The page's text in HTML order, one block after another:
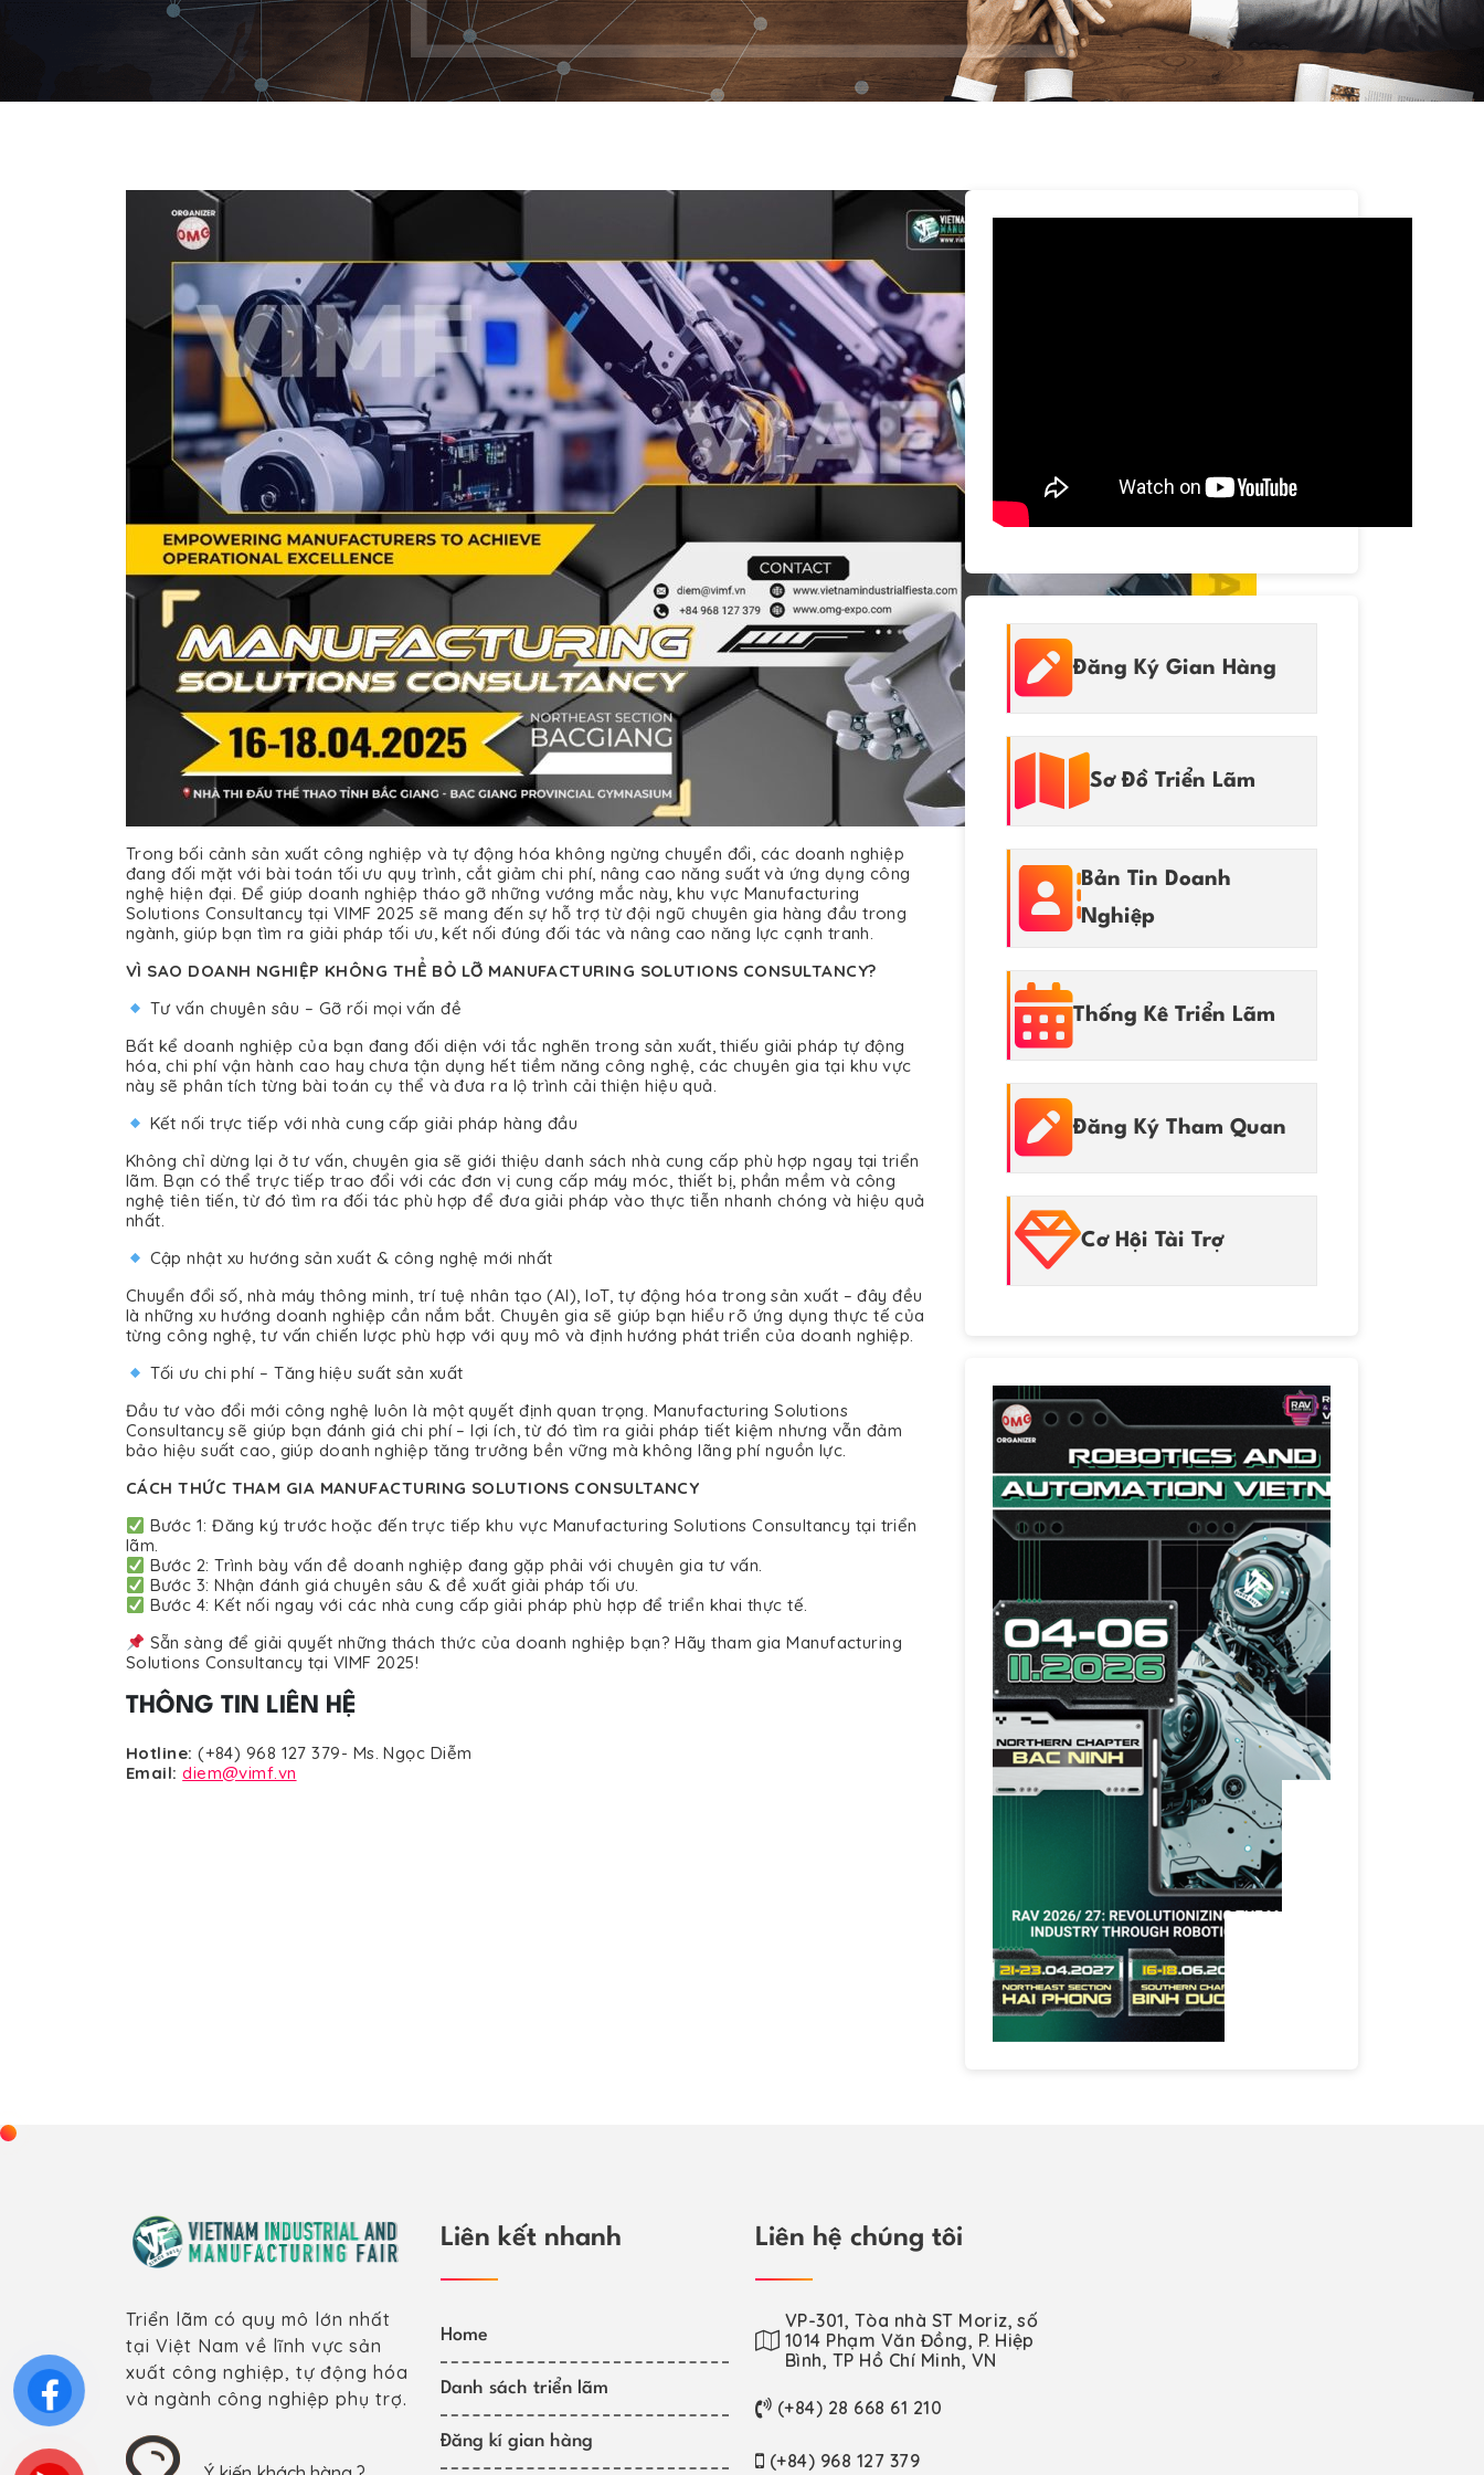
Trong bối cảnh sản xuất công nghiệp và tự động hóa không ngừng chuyển đổi, các doanh nghiệp
đang đối mặt với bài toán tối ưu quy trình, cắt giảm chi phí, nâng cao năng suất và ứng dụng công
nghệ hiện đại. Để giúp doanh nghiệp tháo gỡ những vướng mắc này, khu vực Manufacturing
Solutions Consultancy tại VIMF 2025 sẽ mang đến sự hỗ trợ từ đội ngũ chuyên gia hàng đầu trong
ngành, giúp bạn tìm ra giải pháp tối ưu, kết nối đúng đối tác và nâng cao năng lực cạnh tranh.
VÌ SAO DOANH NGHIỆP KHÔNG THỂ BỎ LỠ MANUFACTURING SOLUTIONS CONSULTANCY?
Tư vấn chuyên sâu – Gỡ rối mọi vấn đề
Bất kể doanh nghiệp của bạn đang đối diện với tắc nghẽn trong sản xuất, thiếu giải pháp tự động
hóa, chi phí vận hành cao hay chưa tận dụng hết tiềm năng công nghệ, các chuyên gia tại khu vực
này sẽ phân tích từng bài toán cụ thể và đưa ra lộ trình cải thiện hiệu quả.
Kết nối trực tiếp với nhà cung cấp giải pháp hàng đầu
Không chỉ dừng lại ở tư vấn, chuyên gia sẽ giới thiệu danh sách nhà cung cấp phù hợp ngay tại triển
lãm. Bạn có thể trực tiếp trao đổi với các đơn vị cung cấp máy móc, thiết bị, phần mềm và công
nghệ tiên tiến, từ đó tìm ra đối tác phù hợp để đưa giải pháp vào thực tiễn nhanh chóng và hiệu quả
nhất.
Cập nhật xu hướng sản xuất & công nghệ mới nhất
Chuyển đổi số, nhà máy thông minh, trí tuệ nhân tạo (AI), IoT, tự động hóa trong sản xuất – đây đều
là những xu hướng doanh nghiệp cần nắm bắt. Chuyên gia sẽ giúp bạn hiểu rõ ứng dụng thực tế của
từng công nghệ, tư vấn chiến lược phù hợp với quy mô và định hướng phát triển của doanh nghiệp.
Tối ưu chi phí – Tăng hiệu suất sản xuất
Đầu tư vào đổi mới công nghệ luôn là một quyết định quan trọng. Manufacturing Solutions
Consultancy sẽ giúp bạn đánh giá chi phí – lợi ích, từ đó tìm ra giải pháp tiết kiệm nhưng vẫn đảm
bảo hiệu suất cao, giúp doanh nghiệp tăng trưởng bền vững mà không lãng phí nguồn lực.
CÁCH THỨC THAM GIA MANUFACTURING SOLUTIONS CONSULTANCY
Bước 1: Đăng ký trước hoặc đến trực tiếp khu vực Manufacturing Solutions Consultancy tại triển
lãm.
Bước 2: Trình bày vấn đề doanh nghiệp đang gặp phải với chuyên gia tư vấn.
Bước 3: Nhận đánh giá chuyên sâu & đề xuất giải pháp tối ưu.
Bước 4: Kết nối ngay với các nhà cung cấp giải pháp phù hợp để triển khai thực tế.
Sẵn sàng để giải quyết những thách thức của doanh nghiệp bạn? Hãy tham gia Manufacturing
Solutions Consultancy tại VIMF 2025!
THÔNG TIN LIÊN HỆ
Hotline: (+84) 968 127 379- Ms. Ngọc Diễm
Email: diem@vimf.vn
Đăng Ký Gian Hàng
Sơ Đồ Triển Lãm
Bản Tin Doanh
Nghiệp
Thống Kê Triển Lãm
Đăng Ký Tham Quan
Cơ Hội Tài Trợ
Triển lãm có quy mô lớn nhất
tại Việt Nam về lĩnh vực sản
xuất công nghiệp, tự động hóa
và ngành công nghiệp phụ trợ.
Liên kết nhanh
Home
Danh sách triển lãm
Đăng kí gian hàng
Liên hệ chúng tôi
VP-301, Tòa nhà ST Moriz, số
1014 Phạm Văn Đồng, P. Hiệp
Bình, TP Hồ Chí Minh, VN
(+84) 28 668 61 210
(+84) 968 127 379